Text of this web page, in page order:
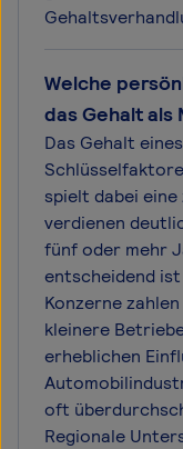
Welche
das Gehalt als
Das Gehalt
spielt dabei
verdienen
fünf oder mehr
entscheidend
Konzerne
kleinere
erheblichen
oft
Regionale